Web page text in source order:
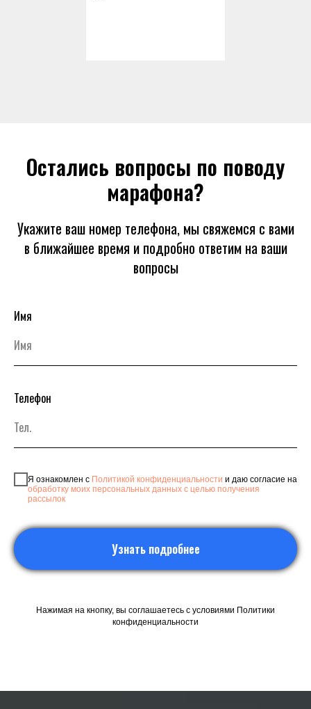
Остались вопросы по поводу
марафона?
Укажите ваш номер телефона, мы свяжемся с вами
в ближайшее время и подробно ответим на ваши
вопросы
Имя
Телефон
Я ознакомлен с Политикой конфиденциальности и даю согласие на
обработку моих персональных данных с целью получения
рассылок
Узнать подробнее
Нажимая на кнопку, вы соглашаетесь с условиями Политики
конфиденциальности